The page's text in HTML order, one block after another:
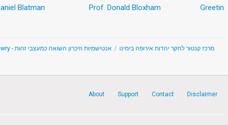
Blatman Prof. Donald Bloxham Greetings
The Kantor Center for the Study of Contemporary European Jewry - מרכז קנטור לחקר יהדות אירופה בימינו / אנטישמיות וזיכרון השואה כמעצבי זהות
About Support Contact Disclaimer